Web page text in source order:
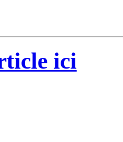
ici